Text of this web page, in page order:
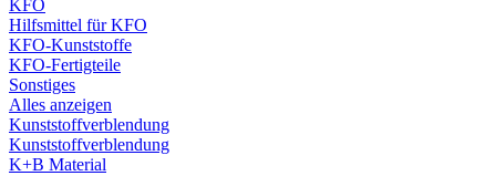
KFO
Hilfsmittel für KFO
KFO-Kunststoffe
KFO-Fertigteile
Sonstiges
Alles anzeigen
Kunststoffverblendung
Kunststoffverblendung
K+B Material